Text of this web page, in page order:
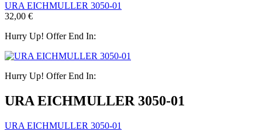
URA EICHMULLER 3050-01
32,00 €
Hurry Up! Offer End In:
Hurry Up! Offer End In:
URA EICHMULLER 3050-01
URA EICHMULLER 3050-01